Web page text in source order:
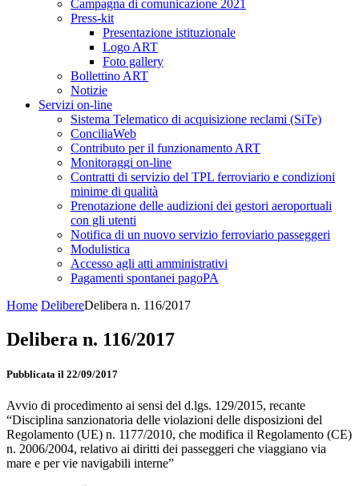
Campagna di comunicazione 2021
Press-kit
Presentazione istituzionale
Logo ART
Foto gallery
Bollettino ART
Notizie
Servizi on-line
Sistema Telematico di acquisizione reclami (SiTe)
ConciliaWeb
Contributo per il funzionamento ART
Monitoraggi on-line
Contratti di servizio del TPL ferroviario e condizioni
minime di qualità
Prenotazione delle audizioni dei gestori aeroportuali
con gli utenti
Notifica di un nuovo servizio ferroviario passeggeri
Modulistica
Accesso agli atti amministrativi
Pagamenti spontanei pagoPA
Home DelibereDelibera n. 116/2017
Delibera n. 116/2017
Pubblicata il 22/09/2017
Avvio di procedimento ai sensi del d.lgs. 129/2015, recante
“Disciplina sanzionatoria delle violazioni delle disposizioni del
Regolamento (UE) n. 1177/2010, che modifica il Regolamento (CE)
n. 2006/2004, relativo ai diritti dei passeggeri che viaggiano via
mare e per vie navigabili interne”